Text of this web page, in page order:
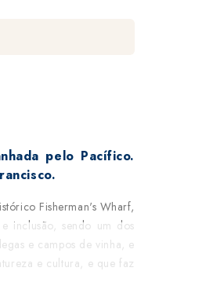
pelo Pacífico.
Fisherman's Wharf,
inclusão, sendo um dos
e campos de vinha, e
e cultura, e que faz